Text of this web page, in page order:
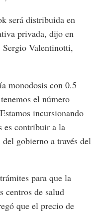
será distribuida en
privada, dijo en
Sergio Valentinotti,
monodosis con 0.5
el número
incursionando
es contribuir a la
gobierno a través del
para que la
centros de salud
que el precio de